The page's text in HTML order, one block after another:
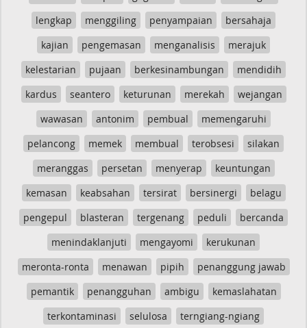
lengkap
menggiling penyampaian
bersahaja
kajian
pengemasan menganalisis
merajuk
kelestarian
pujaan berkesinambungan
mendidih
kardus
seantero keturunan merekah
wejangan
wawasan
antonim pembual
memengaruhi
pelancong
memek membual terobsesi
silakan
meranggas
persetan menyerap
keuntungan
kemasan
keabsahan tersirat bersinergi
belagu
pengepul
blasteran tergenang peduli
bercanda
menindaklanjuti
mengayomi
kerukunan
meronta-ronta
menawan pipih
penanggung jawab
pemantik
penangguhan ambigu
kemaslahatan
terkontaminasi
selulosa
terngiang-ngiang